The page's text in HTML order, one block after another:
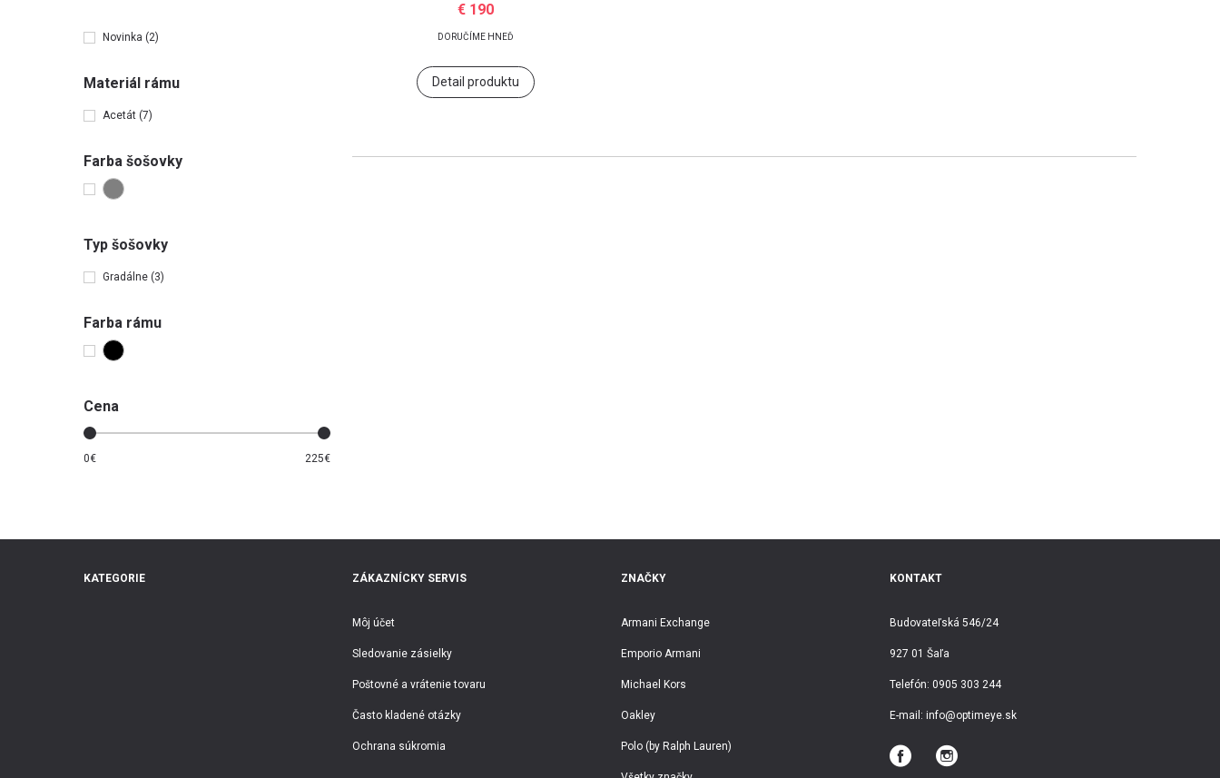
Novinka (2)
Materiál rámu
Acetát (7)
Farba šošovky
Typ šošovky
Gradálne (3)
Farba rámu
Cena
0€ 225€
€ 190
DORUČÍME HNEĎ
Detail produktu
KATEGORIE ZÁKAZNÍCKY SERVIS
Môj účet
Sledovanie zásielky
Poštovné a vrátenie tovaru
Často kladené otázky
Ochrana súkromia
ZNAČKY
Armani Exchange
Emporio Armani
Michael Kors
Oakley
Polo (by Ralph Lauren)
KONTAKT
Budovateľská 546/24
927 01 Šaľa
Telefón: 0905 303 244
E-mail: info@optimeye.sk